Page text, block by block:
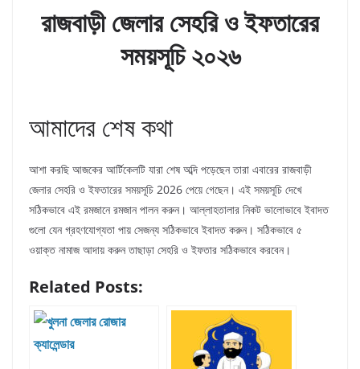
রাজবাড়ী জেলার সেহরি ও ইফতারের
সময়সূচি ২০২৬
আমাদের শেষ কথা
আশা করছি আজকের আর্টিকেলটি যারা শেষ অব্দি পড়েছেন তারা এবারের রাজবাড়ী
জেলার সেহরি ও ইফতারের সময়সূচি 2026 পেয়ে গেছেন। এই সময়সূচি দেখে
সঠিকভাবে এই রমজানে রমজান পালন করুন। আল্লাহতালার নিকট ভালোভাবে ইবাদত
গুলো যেন গ্রহণযোগ্যতা পায় সেজন্য সঠিকভাবে ইবাদত করুন। সঠিকভাবে ৫
ওয়াক্ত নামাজ আদায় করুন তাছাড়া সেহরি ও ইফতার সঠিকভাবে করবেন।
Related Posts: